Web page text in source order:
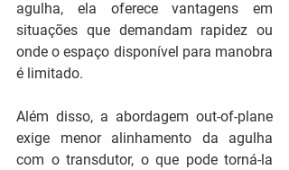
agulha, ela oferece vantagens em
situações que demandam rapidez ou
onde o espaço disponível para manobra
é limitado.
Além disso, a abordagem out-of-plane
exige menor alinhamento da agulha
com o transdutor, o que pode torná-la